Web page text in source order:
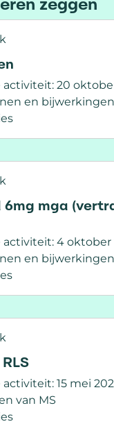
zeggen
activiteit: 20
en bijwerkingen
over Pijn benen
6mg mga
activiteit: 4 oktober
en bijwerkingen
over Sirdalud
activiteit: 15 mei
van MS